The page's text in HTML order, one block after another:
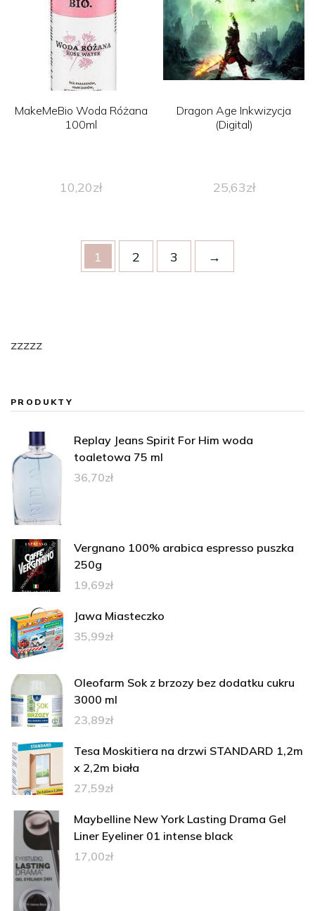
MakeMeBio Woda Różana
100ml
10,20zł
Dragon Age Inkwizycja
(Digital)
25,63zł
1 2 3 →
zzzzz
PRODUKTY
Replay Jeans Spirit For Him woda
toaletowa 75 ml
36,70zł
Vergnano 100% arabica espresso puszka
250g
19,69zł
Jawa Miasteczko
35,99zł
Oleofarm Sok z brzozy bez dodatku cukru
3000 ml
23,89zł
Tesa Moskitiera na drzwi STANDARD 1,2m
x 2,2m biała
27,59zł
Maybelline New York Lasting Drama Gel
Liner Eyeliner 01 intense black
17,00zł